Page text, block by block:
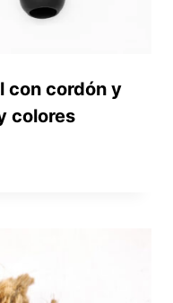
con cordón y
colores